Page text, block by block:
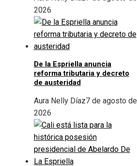
2026
De la Espriella anuncia
reforma tributaria y decreto
de austeridad
Aura Nelly Díaz7 de agosto de
2026